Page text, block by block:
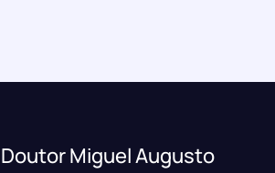
Doutor Miguel Augusto